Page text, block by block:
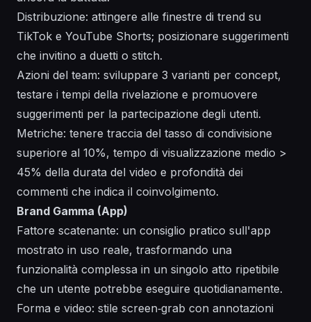
Distribuzione: attingere alle finestre di trend su
TikTok e YouTube Shorts; posizionare suggerimenti
che invitino a duetti o stitch.
Azioni del team: sviluppare 3 varianti per concept,
testare i tempi della rivelazione e promuovere
suggerimenti per la partecipazione degli utenti.
Metriche: tenere traccia del tasso di condivisione
superiore al 10%, tempo di visualizzazione medio >
45% della durata del video e profondità dei
commenti che indica il coinvolgimento.
Brand Gamma (App)
Fattore scatenante: un consiglio pratico sull'app
mostrato in uso reale, trasformando una
funzionalità complessa in un singolo atto ripetibile
che un utente potrebbe eseguire quotidianamente.
Forma e video: stile screen‑grab con annotazioni